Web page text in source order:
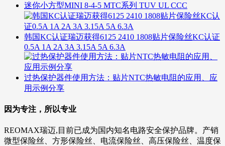
迷你小方型MINI 8-4-5 MTC系列 TUV UL CCC
韩国KC认证瑞迈获得6125 2410 1808贴片保险丝KC认证
0.5A 1A 2A 3A 3.15A 5A 6.3A
过热保护器件使用方法：贴片NTC热敏电阻的应用、应
用示例分享
因为专注，所以专业
REOMAX瑞迈,目前已成为国内知名电路安全保护品牌。产销
微型保险丝、方形保险丝、电流保险丝、高压保险丝、温度保